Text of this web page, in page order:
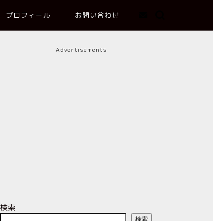
プロフィール お問い合わせ
Advertisements
検索
検索